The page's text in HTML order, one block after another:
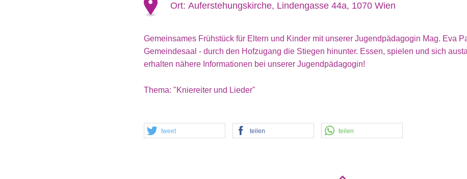
Ort: Auferstehungskirche, Lindengasse 44a, 1070 Wien
Gemeinsames Frühstück für Eltern und Kinder mit unserer Jugendpädagogin Mag. Eva
Gemeindesaal - durch den Hofzugang die Stiegen hinunter. Essen, spielen und sich
erhalten nähere Informationen bei unserer Jugendpädagogin!
Thema: "Kniereiter und Lieder"
tweet teilen teilen